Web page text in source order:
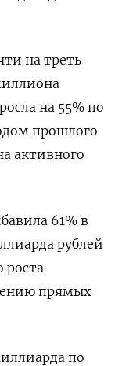
на треть
на 55% по
прошлого
активного
61% в
рублей
роста
прямых
по